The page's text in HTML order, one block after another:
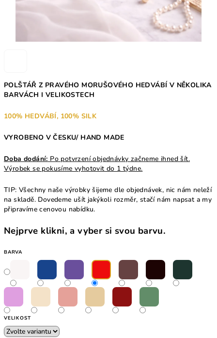
POLŠTÁŘ Z PRAVÉHO MORUŠOVÉHO HEDVÁBÍ V NĚKOLIKA
BARVÁCH I VELIKOSTECH
100% HEDVÁBÍ, 100% SILK
VYROBENO V ČESKU/ HAND MADE
Doba dodání: Po potvrzení objednávky začneme ihned šít.
Výrobek se pokusíme vyhotovit do 1 týdne.
TIP: Všechny naše výrobky šijeme dle objednávek, nic nám neleží
na skladě. Dovedeme ušít jakýkoli rozměr, stačí nám napsat a my
připravíme cenovou nabídku.
Nejprve klikni, a vyber si svou barvu.
BARVA
VELIKOST